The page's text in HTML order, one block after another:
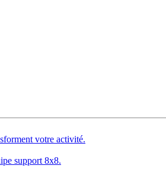
votre activité.
support 8x8.